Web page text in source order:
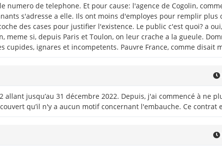
de telephone. Et pour cause: l'agence de Cogolin,
s'adresse a elle. Ils ont moins d'employes pour remplir
des cases pour justifier l'existence. Le public c'est quoi? a
meme si, depuis Paris et Toulon, on leur crache a la gueule.
cupides, ignares et incompetents. Pauvre France, comme disait
allant jusqu’au 31 décembre 2022. Depuis, j'ai commencé à ne
qu’il n'y a aucun motif concernant l'embauche. Ce contrat